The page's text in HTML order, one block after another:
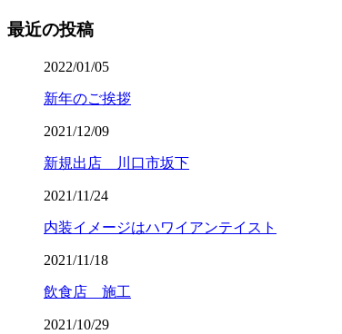
最近の投稿
2022/01/05
新年のご挨拶
2021/12/09
新規出店 川口市坂下
2021/11/24
内装イメージはハワイアンテイスト
2021/11/18
飲食店 施工
2021/10/29